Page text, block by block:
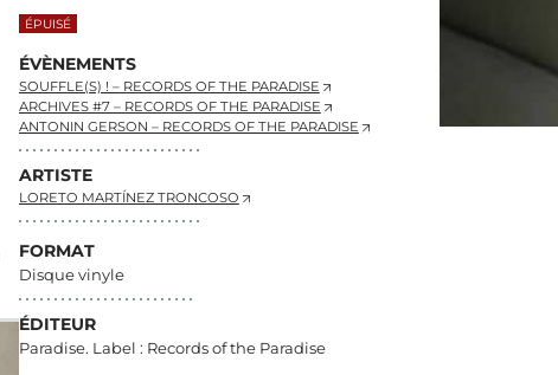
ÉPUISÉ
ÉVÈNEMENTS
SOUFFLE(S) ! – RECORDS OF THE PARADISE
ARCHIVES #7 – RECORDS OF THE PARADISE
ANTONIN GERSON – RECORDS OF THE PARADISE
ARTISTE
LORETO MARTÍNEZ TRONCOSO
FORMAT
Disque vinyle
ÉDITEUR
Paradise. Label : Records of the Paradise